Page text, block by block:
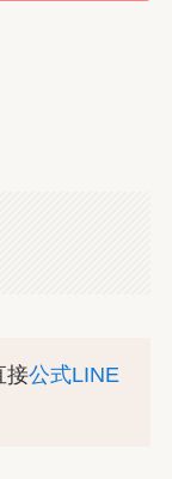
接公式LINE